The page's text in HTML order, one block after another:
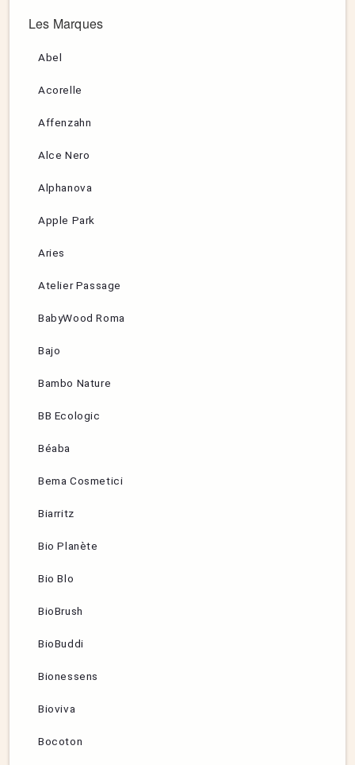
Les Marques
Abel
Acorelle
Affenzahn
Alce Nero
Alphanova
Apple Park
Aries
Atelier Passage
BabyWood Roma
Bajo
Bambo Nature
BB Ecologic
Béaba
Bema Cosmetici
Biarritz
Bio Planète
Bio Blo
BioBrush
BioBuddi
Bionessens
Bioviva
Bocoton